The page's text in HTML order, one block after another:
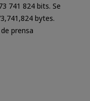
741 824 bits. Se
bytes.
prensa